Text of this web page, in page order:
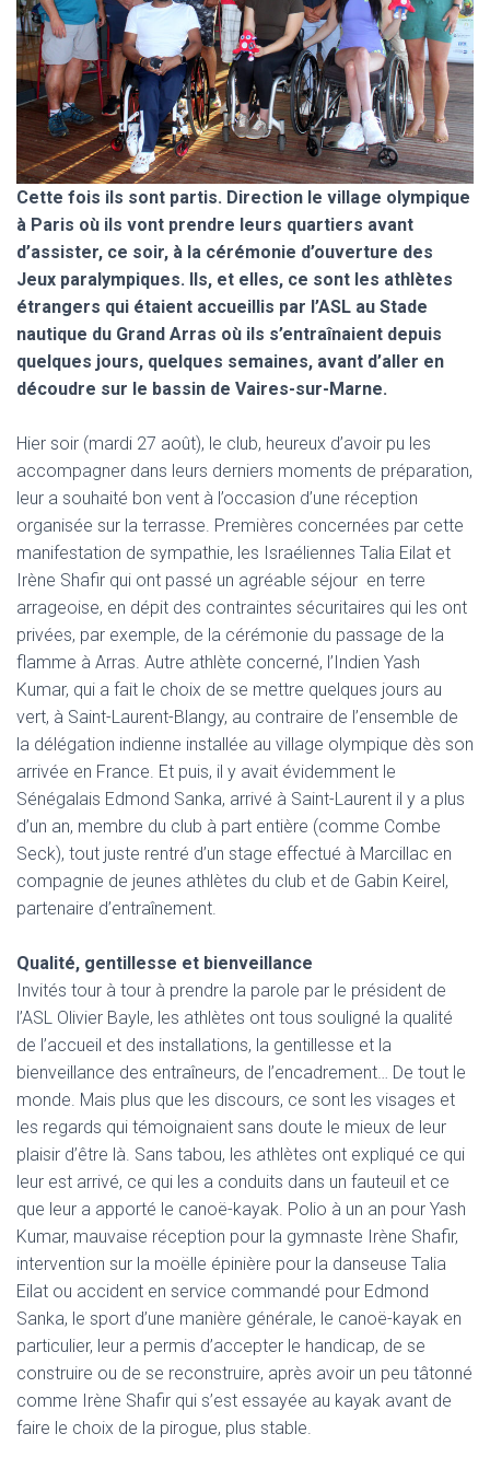
I
O
N
Cette fois ils sont partis. Direction le village olympique
à Paris où ils vont prendre leurs quartiers avant
d’assister, ce soir, à la cérémonie d’ouverture des
Jeux paralympiques. Ils, et elles, ce sont les athlètes
étrangers qui étaient accueillis par l’ASL au Stade
nautique du Grand Arras où ils s’entraînaient depuis
quelques jours, quelques semaines, avant d’aller en
découdre sur le bassin de Vaires-sur-Marne.
Hier soir (mardi 27 août), le club, heureux d’avoir pu les
accompagner dans leurs derniers moments de préparation,
leur a souhaité bon vent à l’occasion d’une réception
organisée sur la terrasse. Premières concernées par cette
manifestation de sympathie, les Israéliennes Talia Eilat et
Irène Shafir qui ont passé un agréable séjour en terre
arrageoise, en dépit des contraintes sécuritaires qui les ont
privées, par exemple, de la cérémonie du passage de la
flamme à Arras. Autre athlète concerné, l’Indien Yash
Kumar, qui a fait le choix de se mettre quelques jours au
vert, à Saint-Laurent-Blangy, au contraire de l’ensemble de
la délégation indienne installée au village olympique dès son
arrivée en France. Et puis, il y avait évidemment le
Sénégalais Edmond Sanka, arrivé à Saint-Laurent il y a plus
d’un an, membre du club à part entière (comme Combe
Seck), tout juste rentré d’un stage effectué à Marcillac en
compagnie de jeunes athlètes du club et de Gabin Keirel,
partenaire d’entraînement.
Qualité, gentillesse et bienveillance
Invités tour à tour à prendre la parole par le président de
l’ASL Olivier Bayle, les athlètes ont tous souligné la qualité
de l’accueil et des installations, la gentillesse et la
bienveillance des entraîneurs, de l’encadrement… De tout le
monde. Mais plus que les discours, ce sont les visages et
les regards qui témoignaient sans doute le mieux de leur
plaisir d’être là. Sans tabou, les athlètes ont expliqué ce qui
leur est arrivé, ce qui les a conduits dans un fauteuil et ce
que leur a apporté le canoë-kayak. Polio à un an pour Yash
Kumar, mauvaise réception pour la gymnaste Irène Shafir,
intervention sur la moëlle épinière pour la danseuse Talia
Eilat ou accident en service commandé pour Edmond
Sanka, le sport d’une manière générale, le canoë-kayak en
particulier, leur a permis d’accepter le handicap, de se
construire ou de se reconstruire, après avoir un peu tâtonné
comme Irène Shafir qui s’est essayée au kayak avant de
faire le choix de la pirogue, plus stable.